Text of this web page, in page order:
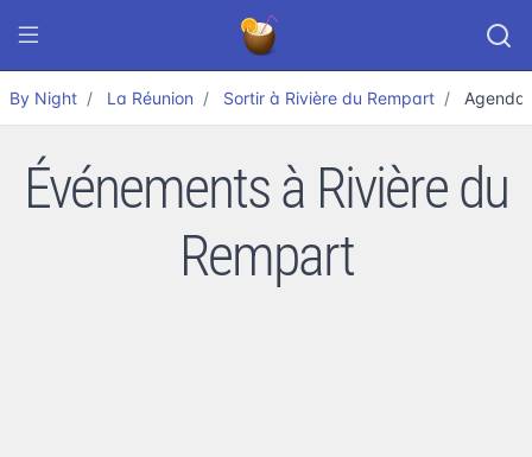
By Night La Réunion Sortir à Rivière du Rempart Agenda
Événements à Rivière du
Rempart